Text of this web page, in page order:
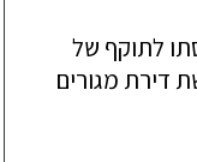
כניסתו לתוקף של
דירת מגורים